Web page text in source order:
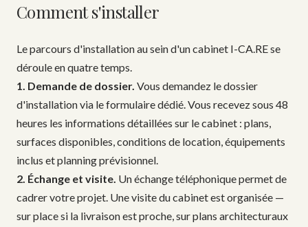
Comment s'installer
Le parcours d'installation au sein d'un cabinet I-CA.RE se
déroule en quatre temps.
1. Demande de dossier. Vous demandez le dossier
d'installation via le formulaire dédié. Vous recevez sous 48
heures les informations détaillées sur le cabinet : plans,
surfaces disponibles, conditions de location, équipements
inclus et planning prévisionnel.
2. Échange et visite. Un échange téléphonique permet de
cadrer votre projet. Une visite du cabinet est organisée —
sur place si la livraison est proche, sur plans architecturaux